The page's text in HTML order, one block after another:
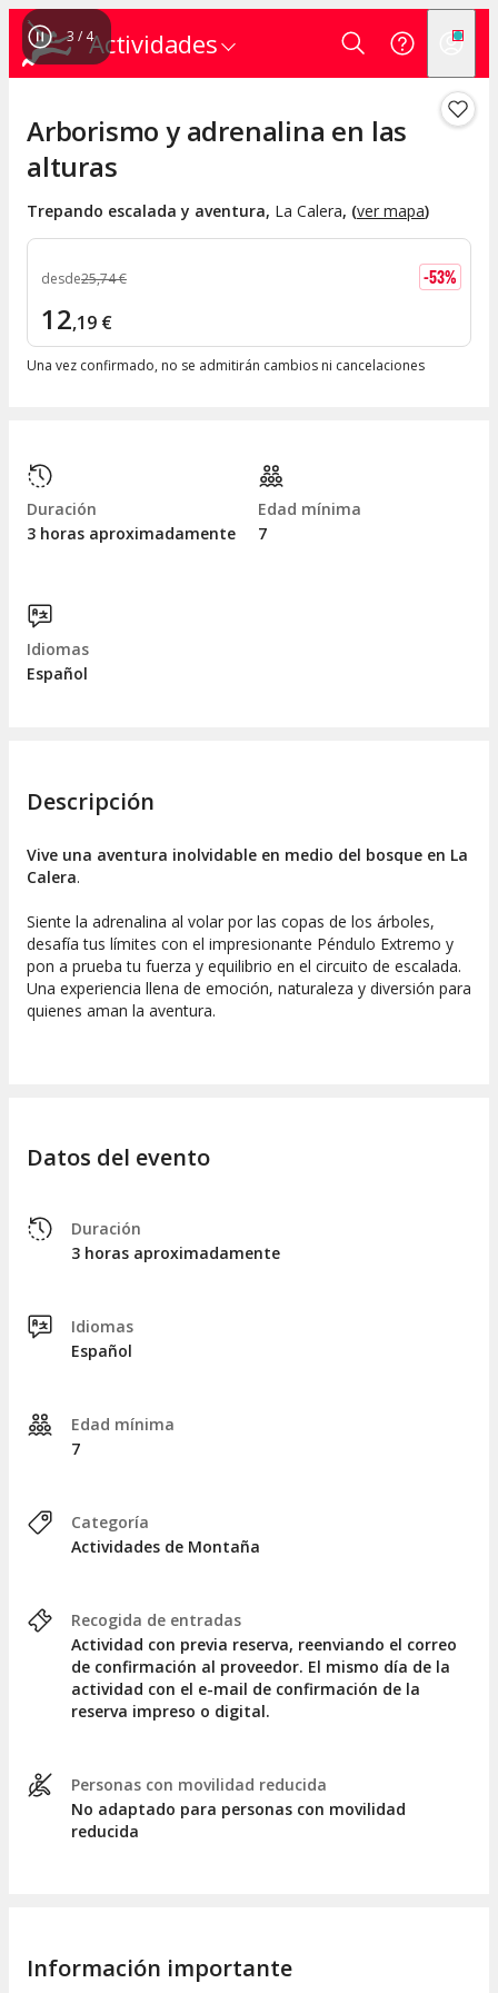
Actividades
4 / 4
Arborismo y adrenalina en las
alturas
Trepando escalada y aventura, La Calera, (ver mapa)
desde25,74€ -53%
12,19 €
Una vez confirmado, no se admitirán cambios ni cancelaciones
Duración
3 horas aproximadamente
Edad mínima
7
Idiomas
Español
Descripción
Vive una aventura inolvidable en medio del bosque en La
Calera.
Siente la adrenalina al volar por las copas de los árboles,
desafía tus límites con el impresionante Péndulo Extremo y
pon a prueba tu fuerza y equilibrio en el circuito de escalada.
Una experiencia llena de emoción, naturaleza y diversión para
quienes aman la aventura.
Datos del evento
Duración
3 horas aproximadamente
Idiomas
Español
Edad mínima
7
Categoría
Actividades de Montaña
Recogida de entradas
Actividad con previa reserva, reenviando el correo
de confirmación al proveedor. El mismo día de la
actividad con el e-mail de confirmación de la
reserva impreso o digital.
Personas con movilidad reducida
No adaptado para personas con movilidad
reducida
Información importante